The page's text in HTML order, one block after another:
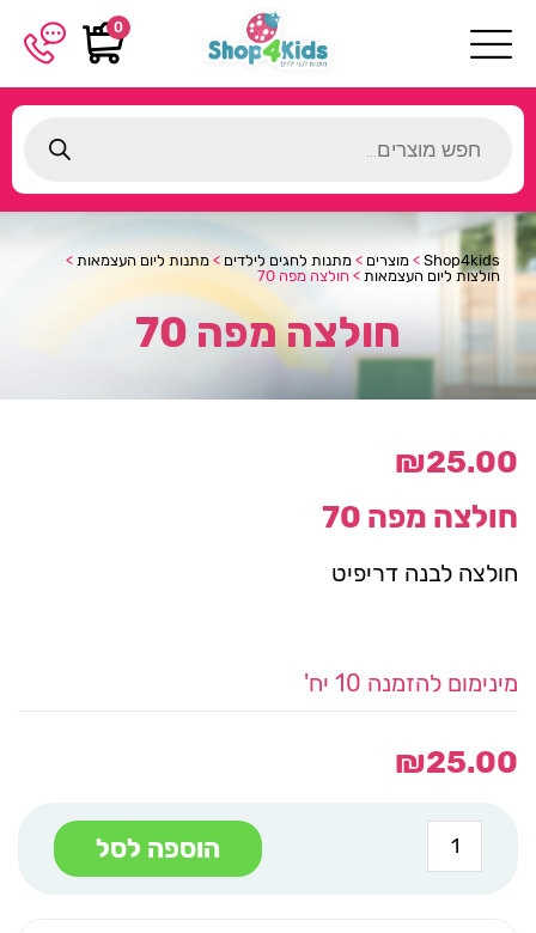
0
search
Shop4kids
> מוצרים > מתנות לחגים לילדים > מתנות ליום העצמאות >
חולצות ליום העצמאות > חולצה מפה 70
חולצה מפה 70
₪25.00
חולצה מפה 70
חולצה לבנה דריפיט
מינימום להזמנה 10 יח'
₪25.00
כמות
של
חולצה
הוספה לסל